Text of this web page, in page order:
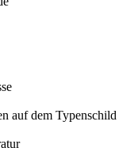
auf dem Typenschild